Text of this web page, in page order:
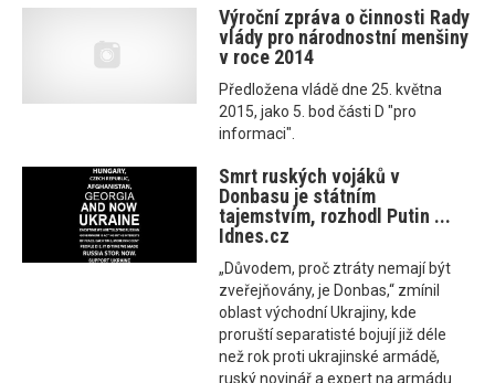
Výroční zpráva o činnosti Rady
vlády pro národnostní menšiny
v roce 2014
Předložena vládě dne 25. května
2015, jako 5. bod části D "pro
informaci".
Smrt ruských vojáků v
Donbasu je státním
tajemstvím, rozhodl Putin ...
Idnes.cz
„Důvodem, proč ztráty nemají být
zveřejňovány, je Donbas,“ zmínil
oblast východní Ukrajiny, kde
proruští separatisté bojují již déle
než rok proti ukrajinské armádě,
ruský novinář a expert na armádu